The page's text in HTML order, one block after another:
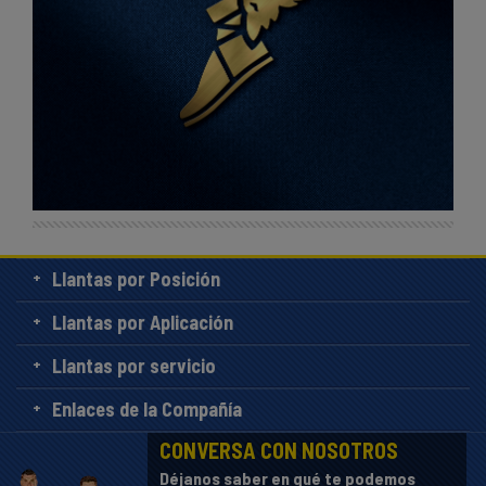
Llantas por Posición
Llantas por Aplicación
Llantas por servicio
Enlaces de la Compañía
CONVERSA CON NOSOTROS
Déjanos saber en qué te podemos